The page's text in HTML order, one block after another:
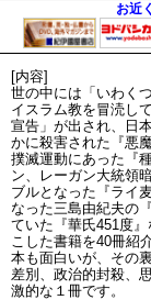
お近
[内容]
世の中には「いわく
イスラム教を冒涜し
宣告」が出され、日
かに殺害された『悪
撲滅運動にあった『
ン、レーガン大統領
ブルとなった『ライ
なった三島由紀夫の
ていた『華氏451度
こした書籍を40冊紹介
本も面白いが、その
差別、政治的封殺、
激的な１冊です。